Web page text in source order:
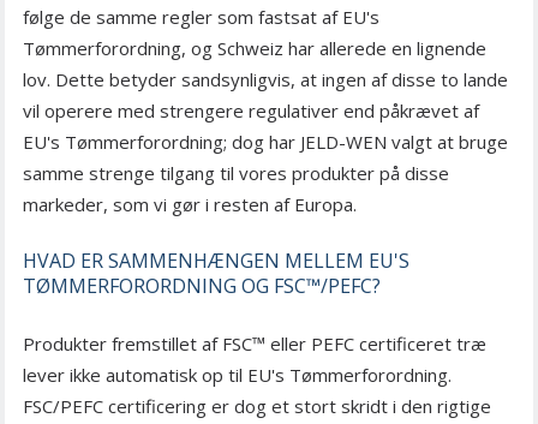
følge de samme regler som fastsat af EU's
Tømmerforordning, og Schweiz har allerede en lignende
lov. Dette betyder sandsynligvis, at ingen af disse to lande
vil operere med strengere regulativer end påkrævet af
EU's Tømmerforordning; dog har JELD-WEN valgt at bruge
samme strenge tilgang til vores produkter på disse
markeder, som vi gør i resten af Europa.
HVAD ER SAMMENHÆNGEN MELLEM EU'S
TØMMERFORORDNING OG FSC™/PEFC?
Produkter fremstillet af FSC™ eller PEFC certificeret træ
lever ikke automatisk op til EU's Tømmerforordning.
FSC/PEFC certificering er dog et stort skridt i den rigtige